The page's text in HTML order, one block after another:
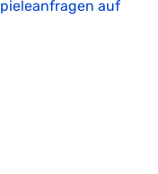
auf